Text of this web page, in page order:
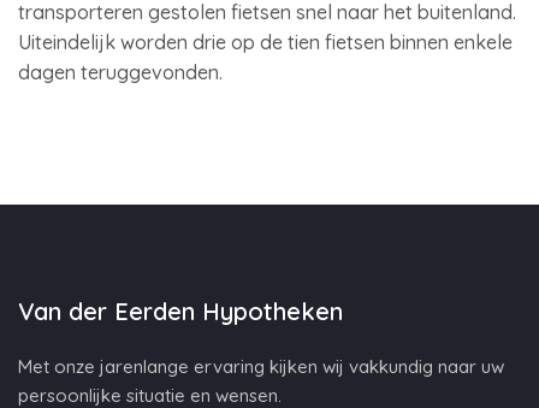
transporteren gestolen fietsen snel naar het buitenland.
Uiteindelijk worden drie op de tien fietsen binnen enkele
dagen teruggevonden.
Van der Eerden Hypotheken
Met onze jarenlange ervaring kijken wij vakkundig naar uw
persoonlijke situatie en wensen.